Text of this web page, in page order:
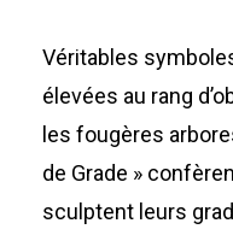
Véritables
élevées au rang
les fougères
de Grade »
sculptent leurs